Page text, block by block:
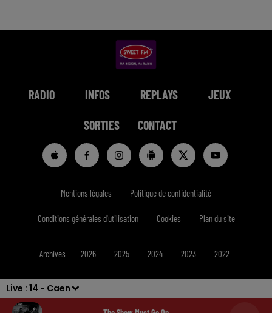
Live : 14 - Caen
RADIO INFOS REPLAYS JEUX
SORTIES CONTACT
Mentions légales Politique de confidentialité
Conditions générales d'utilisation Cookies Plan du site
Archives 2026 2025 2024 2023 2022